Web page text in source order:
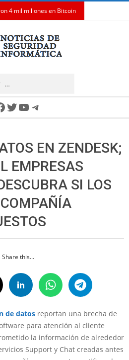
4 mil millones en Bitcoin
Twitter
YouTube
Telegram
EN ZENDESK;
EMPRESAS
SI LOS
Share this...
de datos reportan una brecha de
para atención al cliente
la información de alrededor
Support y Chat creadas antes